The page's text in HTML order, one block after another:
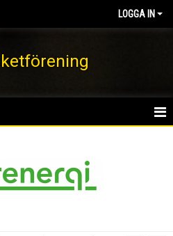
LOGGA IN